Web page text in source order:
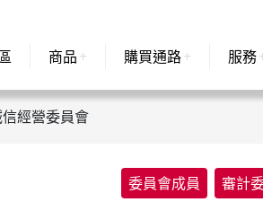
商品 購買通路 服務
經營委員會
委員會成員 審計